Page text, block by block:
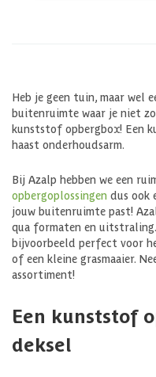
Heb je geen tuin, maar wel
buitenruimte waar je niet
kunststof opbergbox! Een
haast onderhoudsarm.
Bij Azalp hebben we een
opbergoplossingen dus ook
jouw buitenruimte past!
qua formaten en
bijvoorbeeld perfect voor
of een kleine grasmaaier.
assortiment!
Een kunststof
deksel